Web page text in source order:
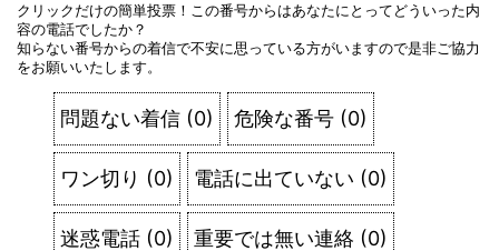
クリックだけの簡単投票！この番号からはあなたにとってどういった内
容の電話でしたか？
知らない番号からの着信で不安に思っている方がいますので是非ご協力
をお願いいたします。
問題ない着信 (0) 危険な番号 (0)
ワン切り (0) 電話に出ていない (0)
迷惑電話 (0) 重要では無い連絡 (0)